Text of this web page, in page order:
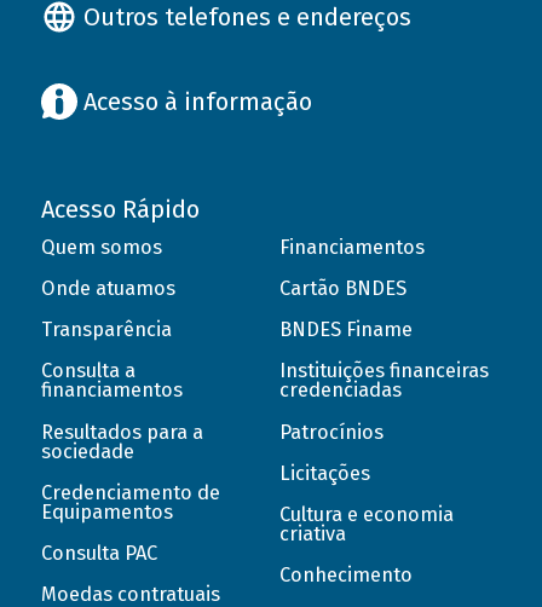
Outros telefones e endereços
Acesso à informação
Acesso Rápido
Quem somos
Onde atuamos
Transparência
Consulta a
financiamentos
Resultados para a
sociedade
Credenciamento de
Equipamentos
Consulta PAC
Moedas contratuais
Financiamentos
Cartão BNDES
BNDES Finame
Instituições financeiras
credenciadas
Patrocínios
Licitações
Cultura e economia
criativa
Conhecimento